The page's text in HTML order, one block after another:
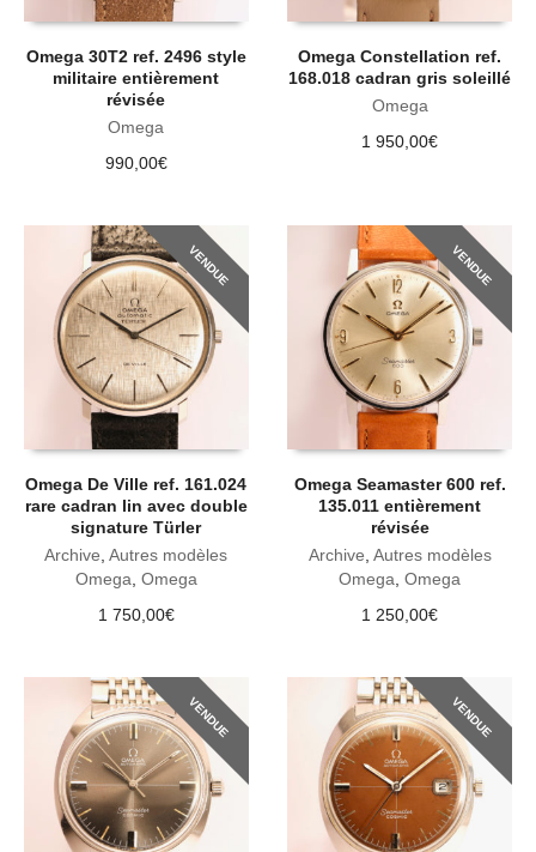
Omega 30T2 ref. 2496 style
militaire entièrement
révisée
Omega
990,00€
Omega Constellation ref.
168.018 cadran gris soleillé
Omega
1 950,00€
VENDUE
Omega De Ville ref. 161.024
rare cadran lin avec double
signature Türler
Archive,Autres modèles
Omega, Omega
1 750,00€
VENDUE
Omega Seamaster 600 ref.
135.011 entièrement
révisée
Archive, Autres modèles
Omega,Omega
1 250,00€
VENDUE VENDUE